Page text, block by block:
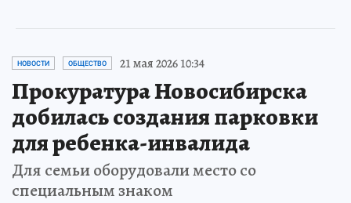
НОВОСТИ ОБЩЕСТВО 21 мая 2026 10:34
Прокуратура Новосибирска
добилась создания парковки
для ребенка-инвалида
Для семьи оборудовали место со
специальным знаком